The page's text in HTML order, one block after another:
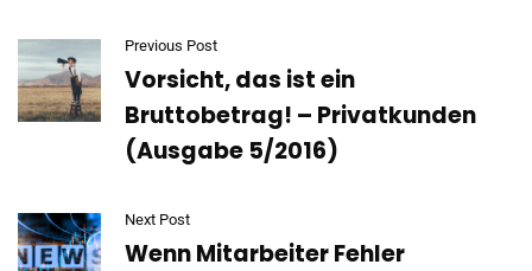
Previous Post
Vorsicht, das ist ein
Bruttobetrag! – Privatkunden
(Ausgabe 5/2016)
Next Post
Wenn Mitarbeiter Fehler